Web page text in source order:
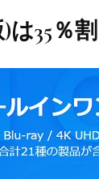
35％割